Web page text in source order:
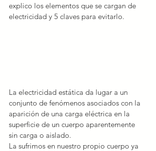
explico los elementos que se cargan de
electricidad y 5 claves para evitarlo.
La electricidad estática da lugar a un
conjunto de fenómenos asociados con la
aparición de una carga eléctrica en la
superficie de un cuerpo aparentemente
sin carga o aislado.
La sufrimos en nuestro propio cuerpo ya